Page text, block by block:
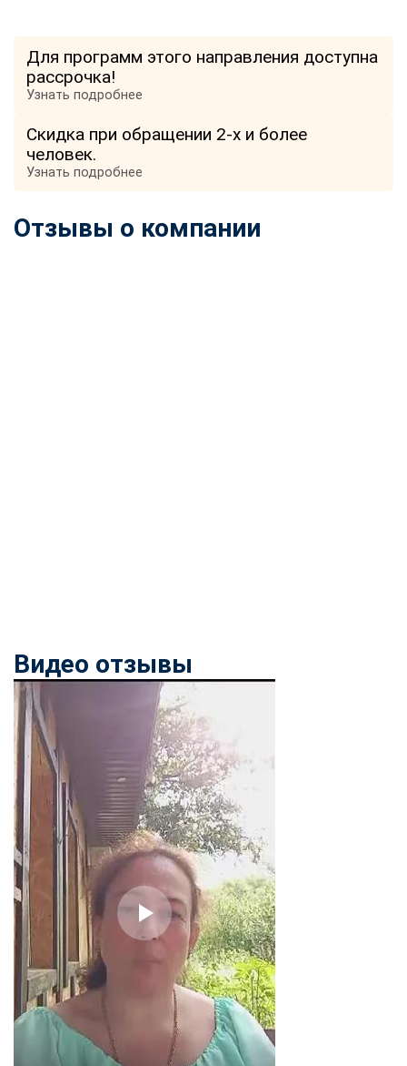
Для программ этого направления доступна
рассрочка!
Узнать подробнее
Скидка при обращении 2-х и более
человек.
Узнать подробнее
Отзывы о компании
Видео отзывы